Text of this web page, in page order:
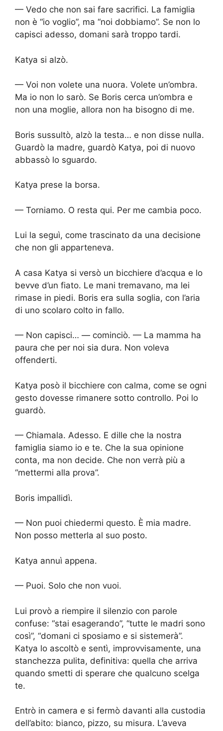
— Vedo che non sai fare sacrifici. La famiglia
non è “io voglio”, ma “noi dobbiamo”. Se non lo
capisci adesso, domani sarà troppo tardi.
Katya si alzò.
— Voi non volete una nuora. Volete un’ombra.
Ma io non lo sarò. Se Boris cerca un’ombra e
non una moglie, allora non ha bisogno di me.
Boris sussultò, alzò la testa… e non disse nulla.
Guardò la madre, guardò Katya, poi di nuovo
abbassò lo sguardo.
Katya prese la borsa.
— Torniamo. O resta qui. Per me cambia poco.
Lui la seguì, come trascinato da una decisione
che non gli apparteneva.
A casa Katya si versò un bicchiere d’acqua e lo
bevve d’un fiato. Le mani tremavano, ma lei
rimase in piedi. Boris era sulla soglia, con l’aria
di uno scolaro colto in fallo.
— Non capisci… — cominciò. — La mamma ha
paura che per noi sia dura. Non voleva
offenderti.
Katya posò il bicchiere con calma, come se ogni
gesto dovesse rimanere sotto controllo. Poi lo
guardò.
— Chiamala. Adesso. E dille che la nostra
famiglia siamo io e te. Che la sua opinione
conta, ma non decide. Che non verrà più a
“mettermi alla prova”.
Boris impallidì.
— Non puoi chiedermi questo. È mia madre.
Non posso metterla al suo posto.
Katya annuì appena.
— Puoi. Solo che non vuoi.
Lui provò a riempire il silenzio con parole
confuse: “stai esagerando”, “tutte le madri sono
così”, “domani ci sposiamo e si sistemerà”.
Katya lo ascoltò e sentì, improvvisamente, una
stanchezza pulita, definitiva: quella che arriva
quando smetti di sperare che qualcuno scelga
te.
Entrò in camera e si fermò davanti alla custodia
dell’abito: bianco, pizzo, su misura. L’aveva